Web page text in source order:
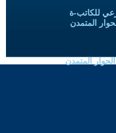
للكاتب-ة
المتمدن
المتمدن